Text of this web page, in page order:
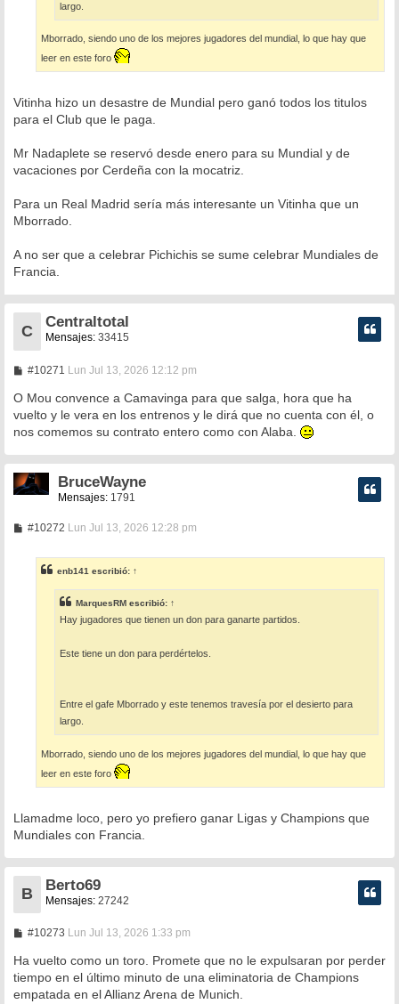
largo.
Mborrado, siendo uno de los mejores jugadores del mundial, lo que hay que
leer en este foro
Vitinha hizo un desastre de Mundial pero ganó todos los titulos
para el Club que le paga.
Mr Nadaplete se reservó desde enero para su Mundial y de
vacaciones por Cerdeña con la mocatriz.
Para un Real Madrid sería más interesante un Vitinha que un
Mborrado.
A no ser que a celebrar Pichichis se sume celebrar Mundiales de
Francia.
C
Centraltotal
Mensajes: 33415
#10271 M
n
a
j
Lun Jul 13, 2026 12:12 pm
O Mou convence a Camavinga para que salga, hora que ha
vuelto y le vera en los entrenos y le dirá que no cuenta con él, o
nos comemos su contrato entero como con Alaba.
BruceWayne
Mensajes: 1791
#10272M
a
j
e
Lun Jul 13, 2026 12:28 pm
enb141 escribió: ↑
MarquesRM escribió: ↑
Hay jugadores que tienen un don para ganarte partidos.
Este tiene un don para perdértelos.
Entre el gafe Mborrado y este tenemos travesía por el desierto para
largo.
Mborrado, siendo uno de los mejores jugadores del mundial, lo que hay que
leer en este foro
Llamadme loco, pero yo prefiero ganar Ligas y Champions que
Mundiales con Francia.
B
Berto69
Mensajes: 27242
#10273M
n
a
j
Lun Jul 13, 2026 1:33 pm
Ha vuelto como un toro. Promete que no le expulsaran por perder
tiempo en el último minuto de una eliminatoria de Champions
empatada en el Allianz Arena de Munich.